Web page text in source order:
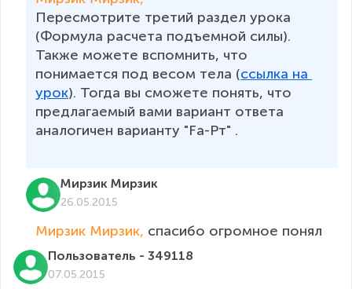
Пересмотрите третий раздел урока
(Формула расчета подъемной силы).
Также можете вспомнить, что
понимается под весом тела (ссылка на
урок). Тогда вы сможете понять, что
предлагаемый вами вариант ответа
аналогичен варианту "Fа-Pт" .
Мирзик Мирзик
26.05.2015
Мирзик Мирзик, спасибо огромное понял
Пользователь - 349118
07.05.2015